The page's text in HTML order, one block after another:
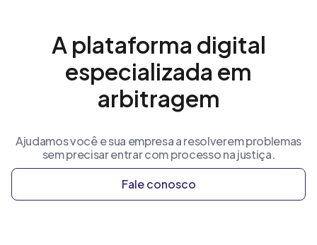
A plataforma digital
especializada em
arbitragem
Ajudamos você e sua empresa a resolverem problemas
sem precisar entrar com processo na justiça.
Fale conosco